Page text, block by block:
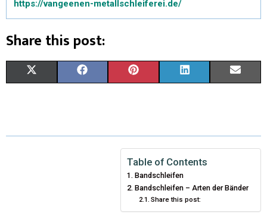
https://vangeenen-metallschleiferei.de/
Share this post:
W E T
E
R
E
K
I
I
Table of Contents
Bandschleifen
Bandschleifen – Arten der Bänder
Share this post: